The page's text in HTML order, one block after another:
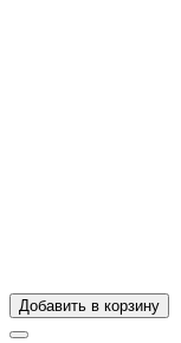
Добавить в корзину